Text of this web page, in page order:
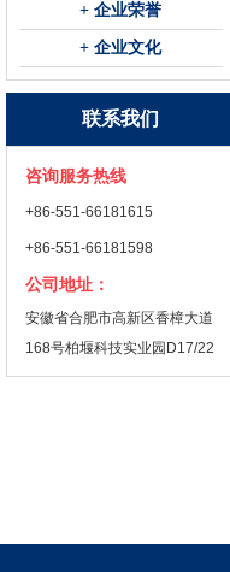
+ 企业荣誉
+ 企业文化
联系我们
咨询服务热线
+86-551-66181615
+86-551-66181598
公司地址：
安徽省合肥市高新区香樟大道
168号柏堰科技实业园D17/22